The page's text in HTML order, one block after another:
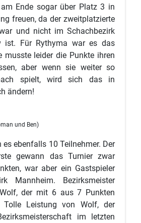
Ende sogar über Platz 3 in
freuen, da der zweitplatzierte
und nicht im Schachbezirk
ist. Für Rythyma war es das
musste leider die Punkte ihren
aber wenn sie weiter so
spielt, wird sich das in
ändern!
und Ben)
es ebenfalls 10 Teilnehmer. Der
gewann das Turnier zwar
war aber ein Gastspieler
Mannheim. Bezirksmeister
der mit 6 aus 7 Punkten
Tolle Leistung von Wolf, der
im letzten